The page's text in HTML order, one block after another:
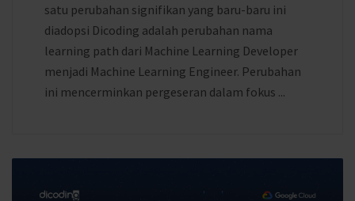
satu perubahan signifikan yang baru-baru ini
diadopsi Dicoding adalah perubahan nama
learning path dari Machine Learning Developer
menjadi Machine Learning Engineer. Perubahan
ini mencerminkan pergeseran dalam fokus ...